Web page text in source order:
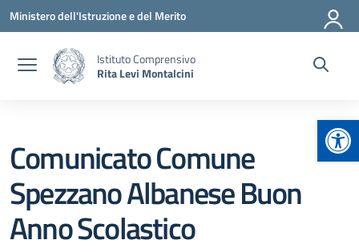
Vai ai contenuti
Vai al menu di navigazione
Vai al footer
Ministero dell'Istruzione e del Merito
Istituto Comprensivo
Rita Levi Montalcini
Comunicato Comune
Spezzano Albanese Buon
Anno Scolastico